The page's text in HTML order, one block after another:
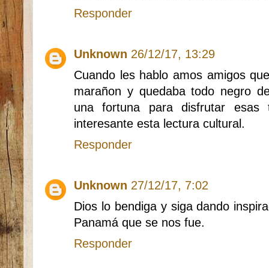
Responder
Unknown 26/12/17, 13:29
Cuando les hablo amos amigos
marañon y quedaba todo negro
una fortuna para disfrutar esas
interesante esta lectura cultural.
Responder
Unknown 27/12/17, 7:02
Dios lo bendiga y siga dando
Panamá que se nos fue.
Responder